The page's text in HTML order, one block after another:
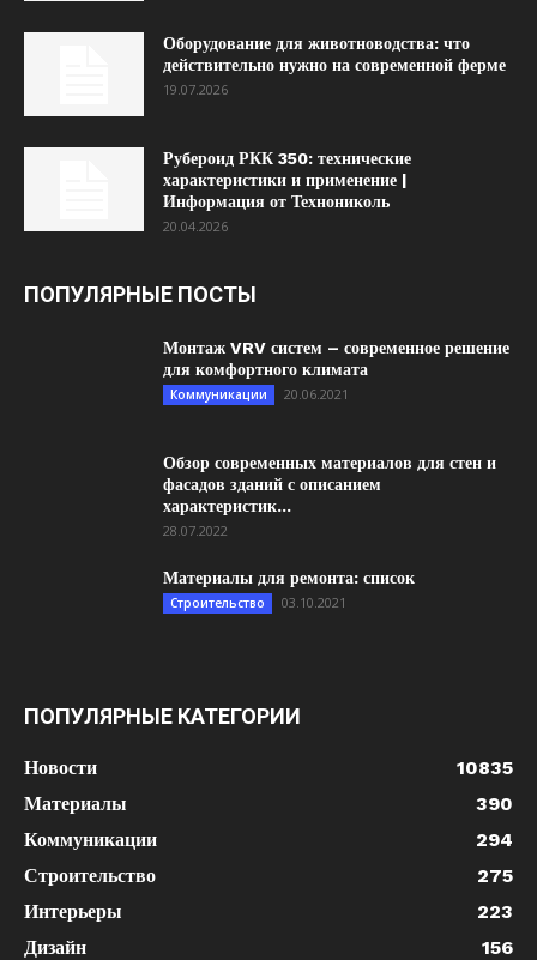
Оборудование для животноводства: что
действительно нужно на современной ферме
19.07.2026
Рубероид РКК 350: технические
характеристики и применение |
Информация от Технониколь
20.04.2026
ПОПУЛЯРНЫЕ ПОСТЫ
Монтаж VRV систем – современное решение
для комфортного климата
Коммуникации 20.06.2021
Обзор современных материалов для стен и
фасадов зданий с описанием
характеристик...
28.07.2022
Материалы для ремонта: список
Строительство 03.10.2021
ПОПУЛЯРНЫЕ КАТЕГОРИИ
Новости
10835
Материалы
390
Коммуникации
294
Строительство
275
Интерьеры
223
Дизайн
156